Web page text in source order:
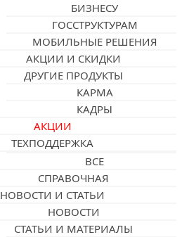
БИЗНЕСУ
ГОССТРУКТУРАМ
МОБИЛЬНЫЕ РЕШЕНИЯ
АКЦИИ И СКИДКИ
ДРУГИЕ ПРОДУКТЫ
КАРМА
КАДРЫ
АКЦИИ
ТЕХПОДДЕРЖКА
ВСЕ
СПРАВОЧНАЯ
НОВОСТИ И СТАТЬИ
НОВОСТИ
СТАТЬИ И МАТЕРИАЛЫ